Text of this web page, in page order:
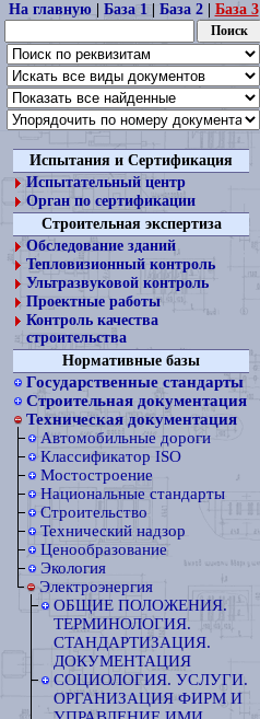
На главную| База 1| База 2| База 3
Испытания и Сертификация
Испытательный центр
Орган по сертификации
Строительная экспертиза
Обследование зданий
Тепловизионный контроль
Ультразвуковой контроль
Проектные работы
Контроль качества
строительства
Нормативные базы
Государственные стандарты
Строительная документация
Техническая документация
Автомобильные дороги
Классификатор ISO
Мостостроение
Национальные стандарты
Строительство
Технический надзор
Ценообразование
Экология
Электроэнергия
ОБЩИЕ ПОЛОЖЕНИЯ.
ТЕРМИНОЛОГИЯ.
СТАНДАРТИЗАЦИЯ.
ДОКУМЕНТАЦИЯ
СОЦИОЛОГИЯ. УСЛУГИ.
ОРГАНИЗАЦИЯ ФИРМ И